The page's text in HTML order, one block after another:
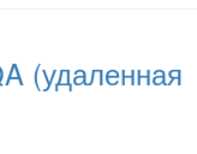
(удаленная